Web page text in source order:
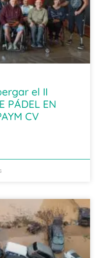
el II
PÁDEL EN
CV